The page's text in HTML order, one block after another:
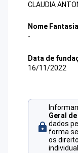
CLAUDIA
Nome Fantasia
-
Data de
16/11/2022
Geral
dados
forma
os
individual